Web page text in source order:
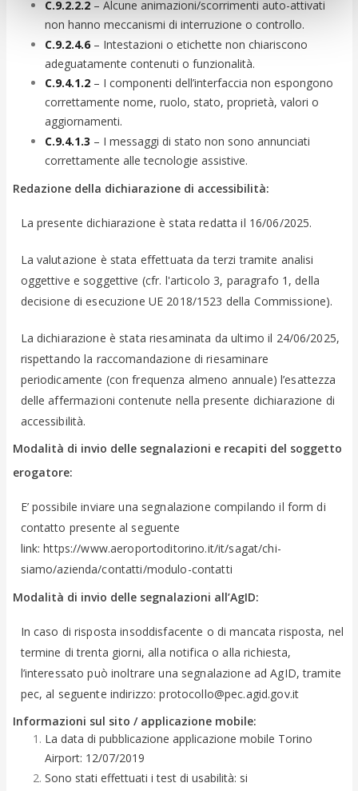
C.9.2.2.2 – Alcune animazioni/scorrimenti auto-attivati
non hanno meccanismi di interruzione o controllo.
C.9.2.4.6– Intestazioni o etichette non chiariscono
adeguatamente contenuti o funzionalità.
C.9.4.1.2– I componenti dell’interfaccia non espongono
correttamente nome, ruolo, stato, proprietà, valori o
aggiornamenti.
C.9.4.1.3 – I messaggi di stato non sono annunciati
correttamente alle tecnologie assistive.
Redazione della dichiarazione di accessibilità:
La presente dichiarazione è stata redatta il 16/06/2025.
La valutazione è stata effettuata da terzi tramite analisi
oggettive e soggettive (cfr. l'articolo 3, paragrafo 1, della
decisione di esecuzione UE 2018/1523 della Commissione).
La dichiarazione è stata riesaminata da ultimo il 24/06/2025,
rispettando la raccomandazione di riesaminare
periodicamente (con frequenza almeno annuale) l’esattezza
delle affermazioni contenute nella presente dichiarazione di
accessibilità.
Modalità di invio delle segnalazioni e recapiti del soggetto
erogatore:
E’ possibile inviare una segnalazione compilando il form di
contatto presente al seguente
link:https://www.aeroportoditorino.it/it/sagat/chi-
siamo/azienda/contatti/modulo-contatti
Modalità di invio delle segnalazioni all’AgID:
In caso di risposta insoddisfacente o di mancata risposta, nel
termine di trenta giorni, alla notifica o alla richiesta,
l’interessato può inoltrare una segnalazione ad AgID, tramite
pec, al seguente indirizzo: protocollo@pec.agid.gov.it
Informazioni sul sito / applicazione mobile:
La data di pubblicazione applicazione mobile Torino
Airport: 12/07/2019
Sono stati effettuati i test di usabilità: si